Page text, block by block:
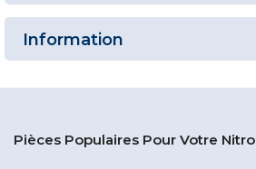
Information
Pièces Populaires Pour Votre Nitro